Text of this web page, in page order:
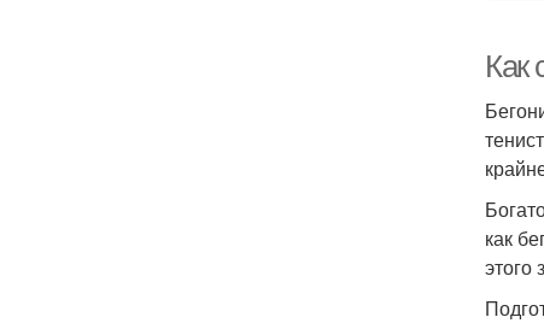
Как
как
этого